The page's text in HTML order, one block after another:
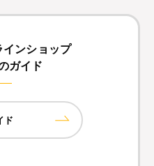
ンショップ
ガイド
ド